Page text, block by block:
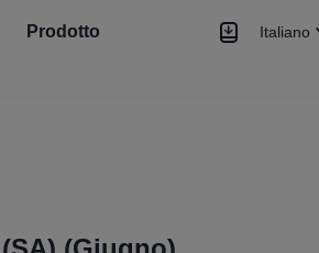
Prodotto Italiano